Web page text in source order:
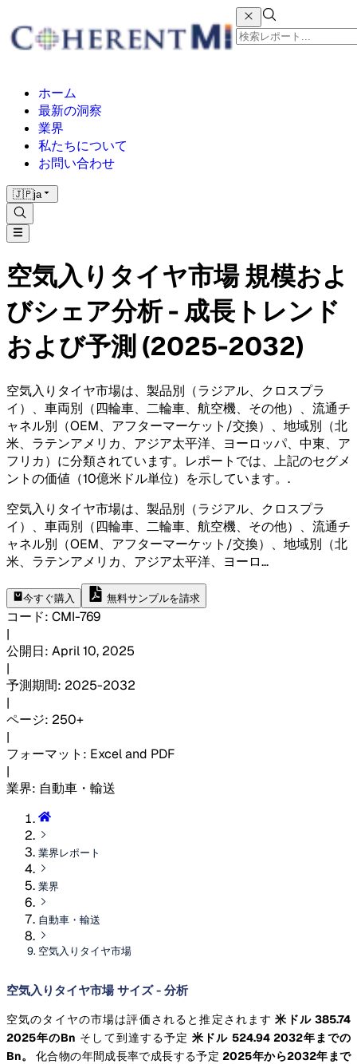
ホーム
最新の洞察
業界
私たちについて
お問い合わせ
🇯🇵ja
空気入りタイヤ市場 規模およ
びシェア分析 - 成長トレンド
および予測 (2025-2032)
空気入りタイヤ市場は、製品別（ラジアル、クロスプラ
イ）、車両別（四輪車、二輪車、航空機、その他）、流通チ
ャネル別（OEM、アフターマーケット/交換）、地域別（北
米、ラテンアメリカ、アジア太平洋、ヨーロッパ、中東、ア
フリカ）に分類されています。レポートでは、上記のセグメ
ントの価値（10億米ドル単位）を示しています。 .
空気入りタイヤ市場は、製品別（ラジアル、クロスプラ
イ）、車両別（四輪車、二輪車、航空機、その他）、流通チ
ャネル別（OEM、アフターマーケット/交換）、地域別（北
米、ラテンアメリカ、アジア太平洋、ヨーロ...
今すぐ購入 無料サンプルを請求
コード: CMI-769
|
公開日: April 10, 2025
|
予測期間: 2025-2032
|
ページ: 250+
|
フォーマット : Excel and PDF
|
業界: 自動車・輸送
業界レポート
業界
自動車・輸送
空気入りタイヤ市場
空気入りタイヤ市場 サイズ - 分析
空気のタイヤの市場は評価されると推定されます 米ドル 385.74
2025年のBn そして到達する予定米ドル 524.94 2032年までの
Bn。化合物の年間成長率で成長する予定2025年から2032年まで